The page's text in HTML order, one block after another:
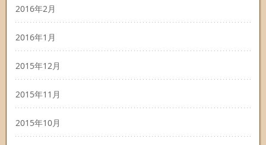
2016年2月
2016年1月
2015年12月
2015年11月
2015年10月